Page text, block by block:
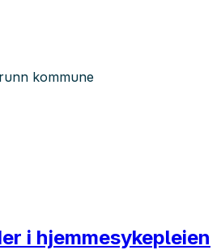
kommune
i hjemmesykepleien